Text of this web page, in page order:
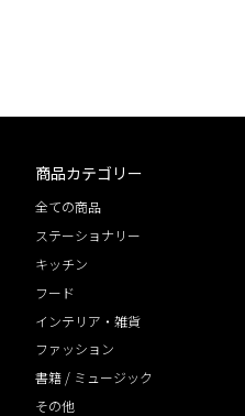
商品カテゴリー
全ての商品
ステーショナリー
キッチン
フード
インテリア・雑貨
ファッション
書籍 / ミュージック
その他